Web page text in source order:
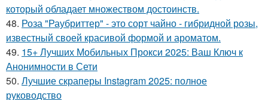
который обладает множеством достоинств.
48. Роза "Раубриттер" - это сорт чайно - гибридной розы,
известный своей красивой формой и ароматом.
49. 15+ Лучших Мобильных Прокси 2025: Ваш Ключ к
Анонимности в Сети
50. Лучшие скраперы Instagram 2025: полное
руководство